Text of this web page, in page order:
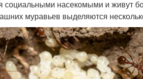
социальными насекомыми и живут
муравьев выделяются